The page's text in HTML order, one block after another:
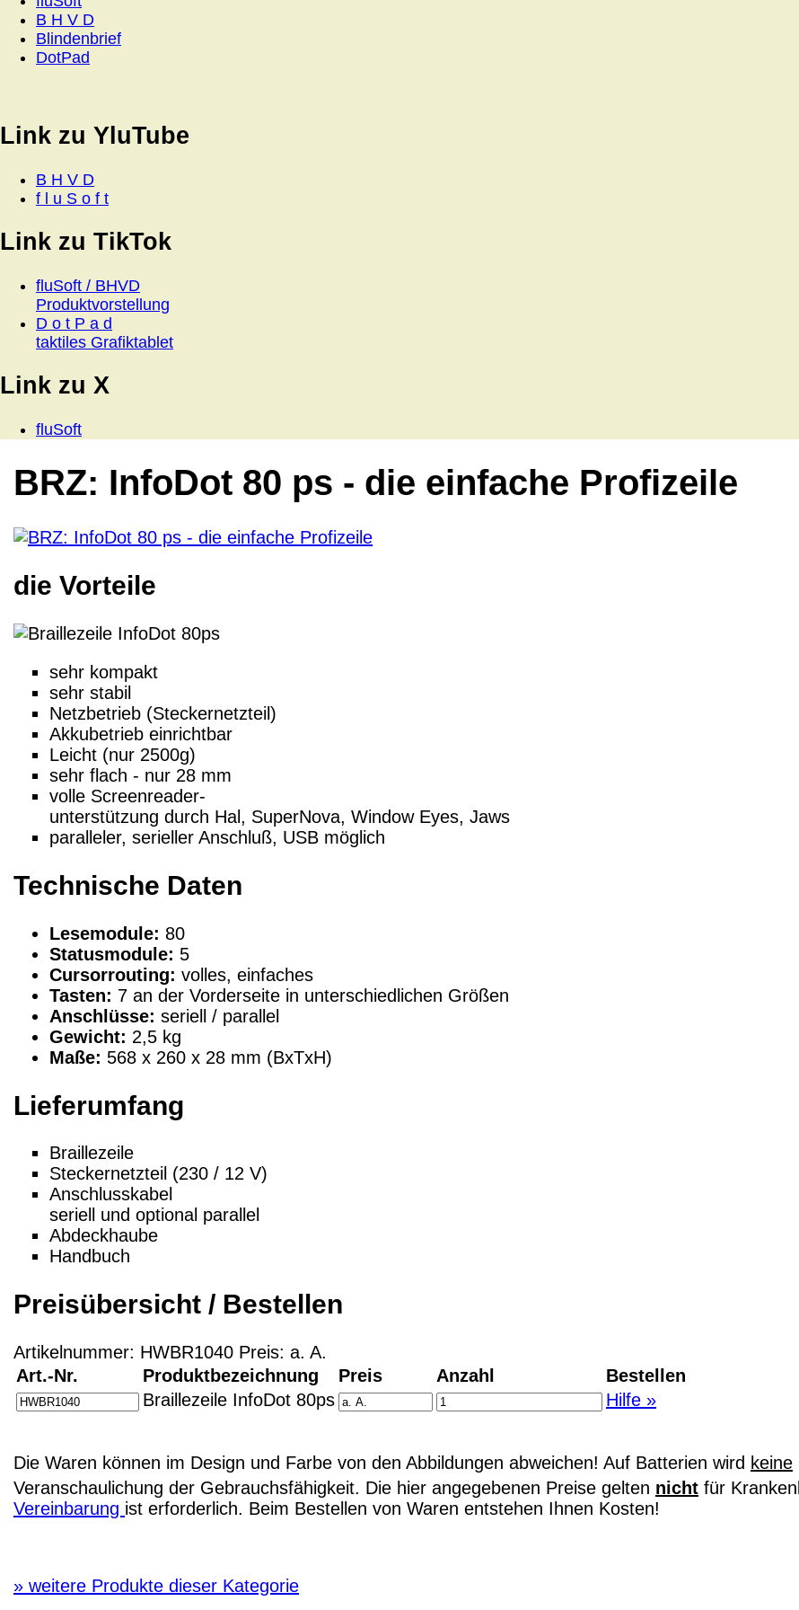
B H V D
Blindenbrief
DotPad
Link zu YluTube
B H V D
f l u S o f t
Link zu TikTok
fluSoft / BHVD
Produktvorstellung
D o t P a d
taktiles Grafiktablet
Link zu X
fluSoft
BRZ: InfoDot 80 ps - die einfache Profizeile
die Vorteile
sehr kompakt
sehr stabil
Netzbetrieb (Steckernetzteil)
Akkubetrieb einrichtbar
Leicht (nur 2500g)
sehr flach - nur 28 mm
volle Screenreader-
unterstützung durch Hal, SuperNova, Window Eyes, Jaws
paralleler, serieller Anschluß, USB möglich
Technische Daten
Lesemodule: 80
Statusmodule: 5
Cursorrouting: volles, einfaches
Tasten: 7 an der Vorderseite in unterschiedlichen Größen
Anschlüsse: seriell / parallel
Gewicht: 2,5 kg
Maße: 568 x 260 x 28 mm (BxTxH)
Lieferumfang
Braillezeile
Steckernetzteil (230 / 12 V)
Anschlusskabel
seriell und optional parallel
Abdeckhaube
Handbuch
Preisübersicht / Bestellen
Artikelnummer: HWBR1040 Preis: a. A.
Art.-Nr.
Produktbezeichnung Preis Anzahl
Bestellen
Braillezeile InfoDot 80ps
Hilfe »
Die Waren können im Design und Farbe von den Abbildungen abweichen! Auf Batterien wird keine
Veranschaulichung der Gebrauchsfähigkeit. Die hier angegebenen Preise gelten nicht für
Vereinbarung ist erforderlich. Beim Bestellen von Waren entstehen Ihnen Kosten!
» weitere Produkte dieser Kategorie